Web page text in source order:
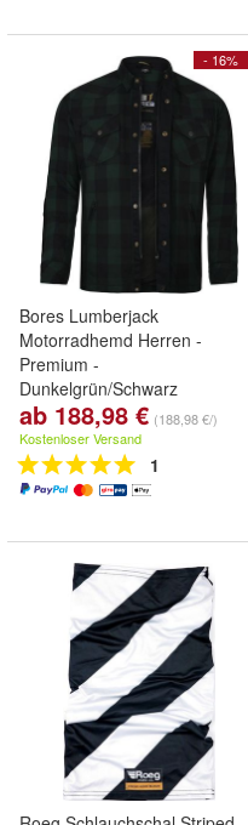
- 16%
Bores Lumberjack
Motorradhemd Herren -
Premium -
Dunkelgrün/Schwarz
ab 188,98 € (188,98 €/)
Kostenloser Versand
1